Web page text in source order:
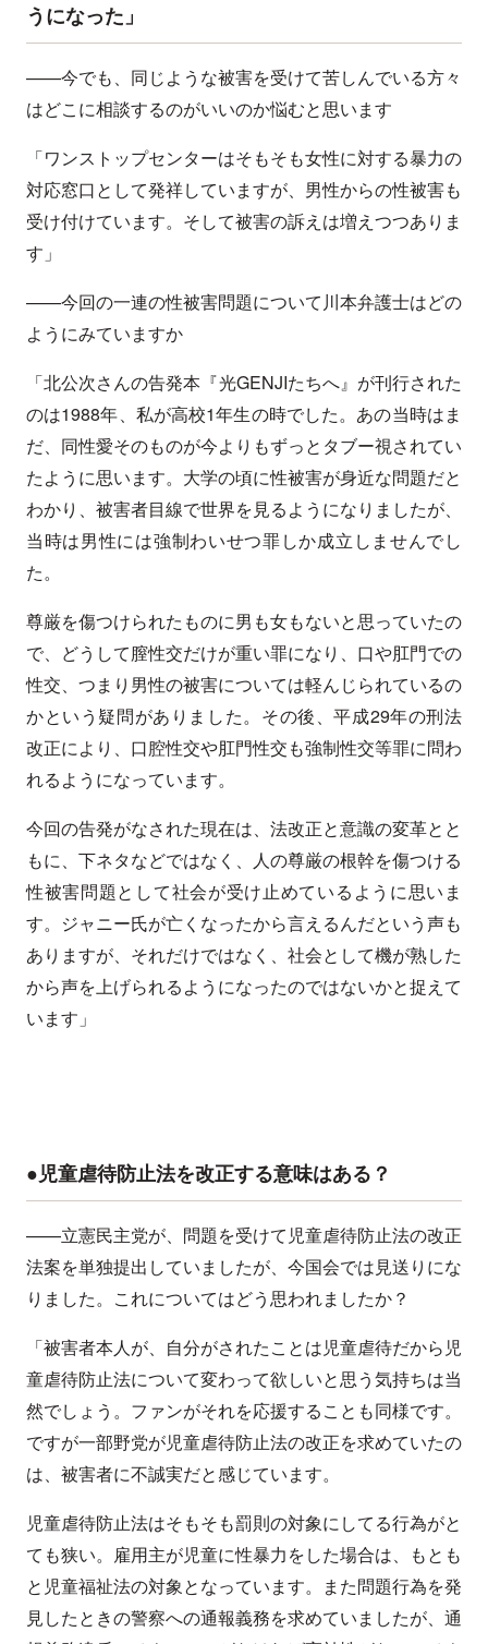
うになった」
——今でも、同じような被害を受けて苦しんでいる方々
はどこに相談するのがいいのか悩むと思います
「ワンストップセンターはそもそも女性に対する暴力の
対応窓口として発祥していますが、男性からの性被害も
受け付けています。そして被害の訴えは増えつつありま
す」
——今回の一連の性被害問題について川本弁護士はどの
ようにみていますか
「北公次さんの告発本『光GENJIたちへ』が刊行された
のは1988年、私が高校1年生の時でした。あの当時はま
だ、同性愛そのものが今よりもずっとタブー視されてい
たように思います。大学の頃に性被害が身近な問題だと
わかり、被害者目線で世界を見るようになりましたが、
当時は男性には強制わいせつ罪しか成立しませんでし
た。
尊厳を傷つけられたものに男も女もないと思っていたの
で、どうして膣性交だけが重い罪になり、口や肛門での
性交、つまり男性の被害については軽んじられているの
かという疑問がありました。その後、平成29年の刑法
改正により、口腔性交や肛門性交も強制性交等罪に問わ
れるようになっています。
今回の告発がなされた現在は、法改正と意識の変革とと
もに、下ネタなどではなく、人の尊厳の根幹を傷つける
性被害問題として社会が受け止めているように思いま
す。ジャニー氏が亡くなったから言えるんだという声も
ありますが、それだけではなく、社会として機が熟した
から声を上げられるようになったのではないかと捉えて
います」
●児童虐待防止法を改正する意味はある？
——立憲民主党が、問題を受けて児童虐待防止法の改正
法案を単独提出していましたが、今国会では見送りにな
りました。これについてはどう思われましたか？
「被害者本人が、自分がされたことは児童虐待だから児
童虐待防止法について変わって欲しいと思う気持ちは当
然でしょう。ファンがそれを応援することも同様です。
ですが一部野党が児童虐待防止法の改正を求めていたの
は、被害者に不誠実だと感じています。
児童虐待防止法はそもそも罰則の対象にしてる行為がと
ても狭い。雇用主が児童に性暴力をした場合は、もとも
と児童福祉法の対象となっています。また問題行為を発
見したときの警察への通報義務を求めていましたが、通